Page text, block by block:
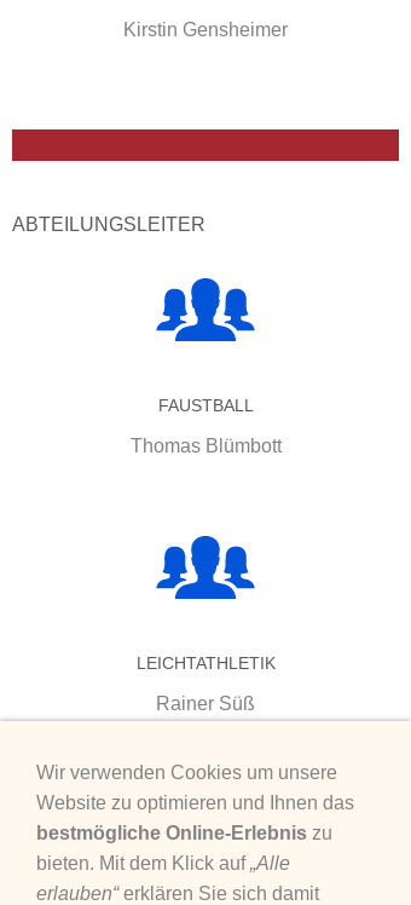
Kirstin Gensheimer
ABTEILUNGSLEITER
FAUSTBALL
Thomas Blümbott
LEICHTATHLETIK
Rainer Süß
Wir verwenden Cookies um unsere
Website zu optimieren und Ihnen das
bestmögliche Online-Erlebnis zu
bieten. Mit dem Klick auf„Alle
erlauben“erklären Sie sich damit